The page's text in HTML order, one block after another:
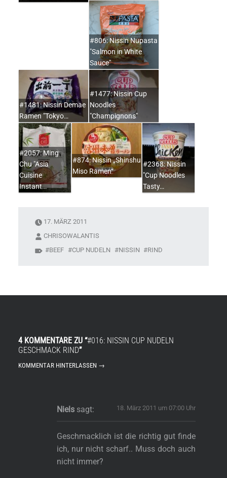
#806: Nissin Nupasta
"Salmon in White
Sauce"
#1481: Nissin Demae
Ramen "Tokyo…
#1477: Nissin Cup
Noodles
"Champignons"
#2057: Ming
Chu "Asia
Cuisine
Instant…
#874: Nissin „Shinshu
Miso Ramen“
#2368: Nissin
"Cup Noodles
Tasty…
17. MÄRZ 2011
CHRISOWALANTIS
BEEF
CUP NUDELN NISSIN RIND
4 KOMMENTARE ZU “#016: NISSIN CUP NUDELN
GESCHMACK RIND”
KOMMENTAR HINTERLASSEN →
Niels sagt: 18. März 2011 um 07:00 Uhr
Geschmacklich ist die richtig gut finde
ich, nur nicht scharf.. Muss doch auch
nicht immer?